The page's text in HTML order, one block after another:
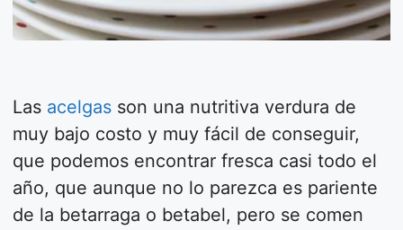
Las acelgas son una nutritiva verdura de
muy bajo costo y muy fácil de conseguir,
que podemos encontrar fresca casi todo el
año, que aunque no lo parezca es pariente
de la betarraga o betabel, pero se comen